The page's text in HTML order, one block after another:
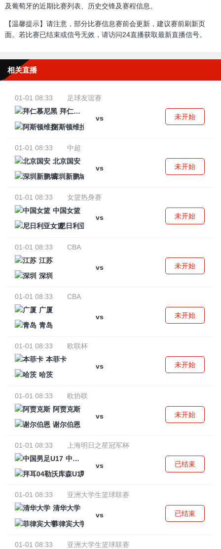
及葡萄牙的近期比赛列表、历史交锋及赛程信息。
【温馨提示】请注意，部分比赛信息赛前会更新，建议赛前刷新页
面。若比赛已结束或信号无效，请访问24直播获取最新直播信号。
相关直播
01-01 08:33
足球友谊赛
拜仁慕尼黑
vs
阿斯顿维拉
未开始
01-01 08:33
中超
北京国安
vs
深圳新鹏城
未开始
01-01 08:33
女篮热身赛
中国女篮
vs
尼日利亚女篮
未开始
01-01 08:33
CBA
江苏
vs
深圳
未开始
01-01 08:33
CBA
广厦
vs
青岛
未开始
01-01 08:33
欧联杯
本菲卡
vs
哈茨
未开始
01-01 08:33
欧协联
阿贾克斯
vs
谢尔伯恩
未开始
01-01 08:33
上海明日之星冠军杯
中国男足U17
vs
拜耳04勒沃库森U17
已结束
01-01 08:33
亚洲大学生篮球联赛
清华大学
vs
菲律宾大学
已结束
01-01 08:33
亚洲大学生篮球联赛